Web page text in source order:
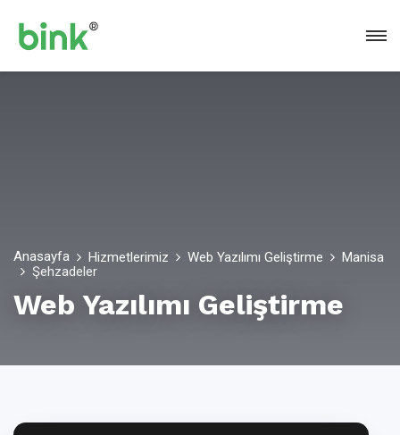
Anasayfa Hizmetlerimiz Web Yazılımı Geliştirme
Manisa
Şehzadeler
Web Yazılımı Geliştirme